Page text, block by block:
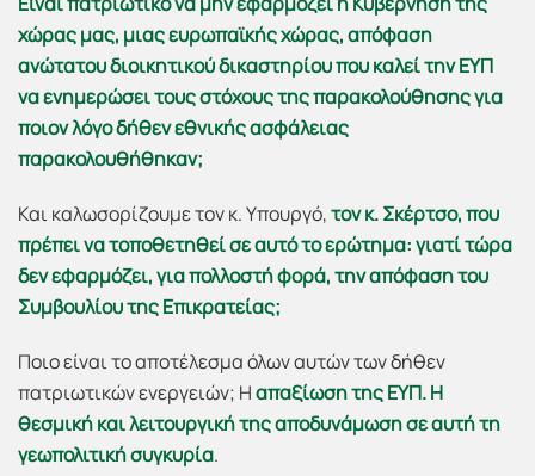
χώρας μας, μιας ευρωπαϊκής χώρας, απόφαση
ανώτατου διοικητικού δικαστηρίου που καλεί την ΕΥΠ
να ενημερώσει τους στόχους της παρακολούθησης για
ποιον λόγο δήθεν εθνικής ασφάλειας
παρακολουθήθηκαν;
Και καλωσορίζουμε τον κ. Υπουργό,τον κ. Σκέρτσο, που
πρέπει να τοποθετηθεί σε αυτό το ερώτημα: γιατί τώρα
δεν εφαρμόζει, για πολλοστή φορά, την απόφαση του
Συμβουλίου της Επικρατείας;
Ποιο είναι το αποτέλεσμα όλων αυτών των δήθεν
πατριωτικών ενεργειών; Ηαπαξίωση της ΕΥΠ. Η
θεσμική και λειτουργική της αποδυνάμωση σε αυτή τη
γεωπολιτική συγκυρία.